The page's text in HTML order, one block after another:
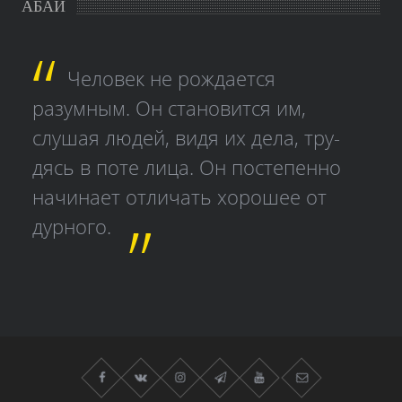
АБАЙ
Человек не рождается
разумным. Он становится им,
слушая людей, видя их дела, тру­
дясь в поте лица. Он постепенно
начинает отличать хорошее от
дурного.